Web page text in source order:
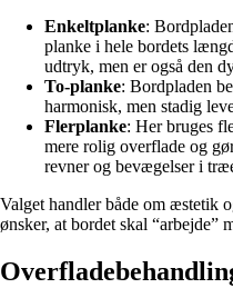
Enkeltplanke:
planke i hele bordets
udtryk, men er også den
To-planke: Bordpladen
harmonisk, men stadig
Flerplanke: Her bruges
mere rolig overflade og
revner og bevægelser i
Valget handler både om æstetik
ønsker, at bordet skal “arbejde”